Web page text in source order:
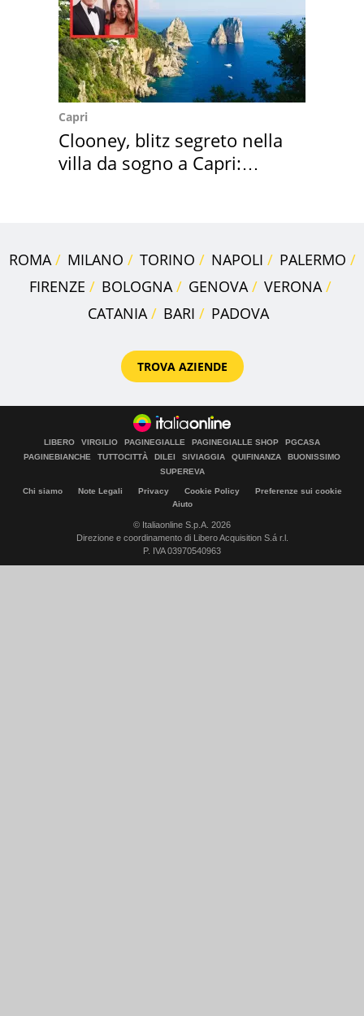
Capri
Clooney, blitz segreto nella
villa da sogno a Capri:
ROMA MILANO TORINO NAPOLI
PALERMO
FIRENZE
BOLOGNA GENOVA
VERONA
CATANIA
BARI PADOVA
TROVA AZIENDE
LIBERO VIRGILIO PAGINEGIALLE PAGINEGIALLE SHOP
PGCASA
PAGINEBIANCHE
TUTTOCITTÀ DILEI SIVIAGGIA QUIFINANZA
BUONISSIMO
SUPEREVA
Chi siamo Note Legali Privacy Cookie Policy
Preferenze sui cookie
Aiuto
© Italiaonline S.p.A. 2026
Direzione e coordinamento di Libero Acquisition S.á r.l.
P. IVA 03970540963